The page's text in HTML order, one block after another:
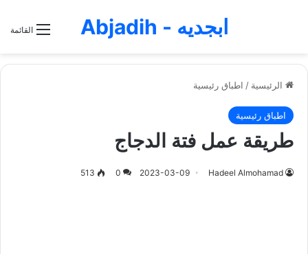
القائمة ابجديه - Abjadih
الرئيسية / اطباق رئيسية
اطباق رئيسية
طريقة عمل فتة الدجاج
Hadeel Almohamad
2023-03-09
0
513